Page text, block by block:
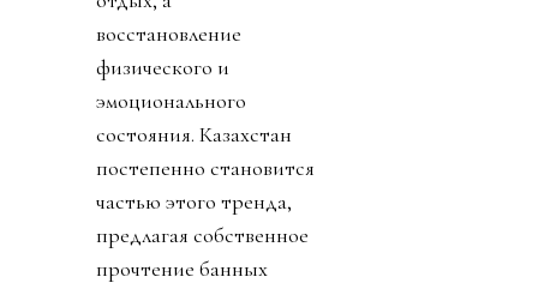
восстановление
физического и
эмоционального
состояния. Казахстан
постепенно становится
частью этого тренда,
предлагая собственное
прочтение банных